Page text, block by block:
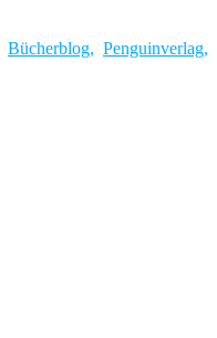
Bücherblog, Penguinverlag,